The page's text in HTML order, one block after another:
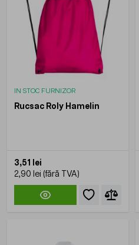
IN STOC FURNIZOR
Rucsac Roly Hamelin
3,51 lei
2,90 lei